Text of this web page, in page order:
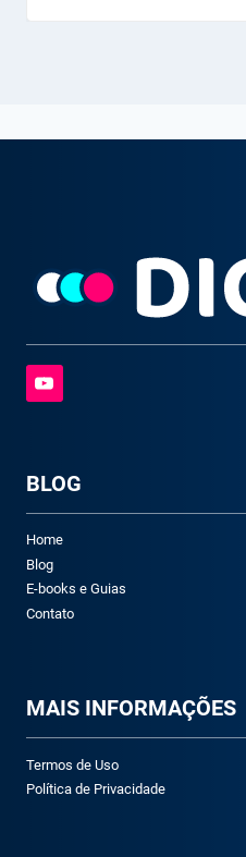
BLOG
Home
Blog
E-books e Guias
Contato
MAIS INFORMAÇÕES
Termos de Uso
Política de Privacidade